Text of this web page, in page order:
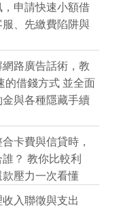
申請快速小額借
、先繳費陷阱與
網路廣告話術，教
的借錢方式 並全面
與各種隱藏手續
合卡費與信貸時，
？ 教你比較利
壓力一次看懂
收入聯徵與支出